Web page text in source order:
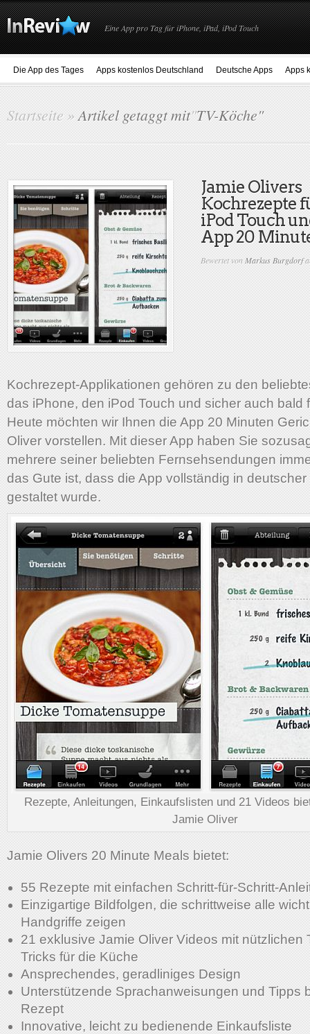
Eine App pro Tag für iPhone, iPad, iPod Touch
Die App des Tages Apps kostenlos Deutschland Deutsche Apps Apps
Startseite »Artikel getaggt mit"TV-Köche"
Jamie Olivers
Kochrezepte
iPod Touch
App 20
Bewertet vonMarkus Burgdorf
Kochrezept-Applikationen gehören zu den
das iPhone, den iPod Touch und sicher auch bald
Heute möchten wir Ihnen die App 20 Minuten
Oliver vorstellen. Mit dieser App haben Sie
mehrere seiner beliebten Fernsehsendungen
das Gute ist, dass die App vollständig in
gestaltet wurde.
Rezepte, Anleitungen, Einkaufslisten und 21 Videos
Jamie Oliver
Jamie Olivers 20 Minute Meals bietet:
55 Rezepte mit einfachen Schritt-für-Schritt-
Einzigartige Bildfolgen, die schrittweise alle
Handgriffe zeigen
21 exklusive Jamie Oliver Videos mit nützlichen
Tricks für die Küche
Ansprechendes, geradliniges Design
Unterstützende Sprachanweisungen und Tipps
Rezept
Innovative, leicht zu bedienende Einkaufsliste